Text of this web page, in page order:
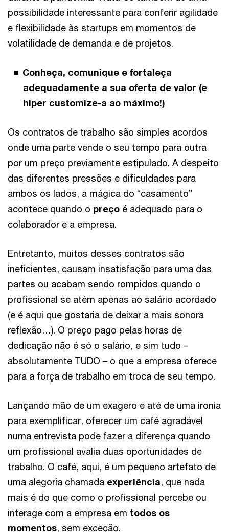
possibilidade interessante para conferir agilidade
e flexibilidade às startups em momentos de
volatilidade de demanda e de projetos.
Conheça, comunique e fortaleça
adequadamente a sua oferta de valor (e
hiper customize-a ao máximo!)
Os contratos de trabalho são simples acordos
onde uma parte vende o seu tempo para outra
por um preço previamente estipulado. A despeito
das diferentes pressões e dificuldades para
ambos os lados, a mágica do “casamento”
acontece quando o preço é adequado para o
colaborador e a empresa.
Entretanto, muitos desses contratos são
ineficientes, causam insatisfação para uma das
partes ou acabam sendo rompidos quando o
profissional se atém apenas ao salário acordado
(e é aqui que gostaria de deixar a mais sonora
reflexão…). O preço pago pelas horas de
dedicação não é só o salário, e sim tudo –
absolutamente TUDO – o que a empresa oferece
para a força de trabalho em troca de seu tempo.
Lançando mão de um exagero e até de uma ironia
para exemplificar, oferecer um café agradável
numa entrevista pode fazer a diferença quando
um profissional avalia duas oportunidades de
trabalho. O café, aqui, é um pequeno artefato de
uma alegoria chamada experiência, que nada
mais é do que como o profissional percebe ou
interage com a empresa em todos os
momentos, sem exceção.